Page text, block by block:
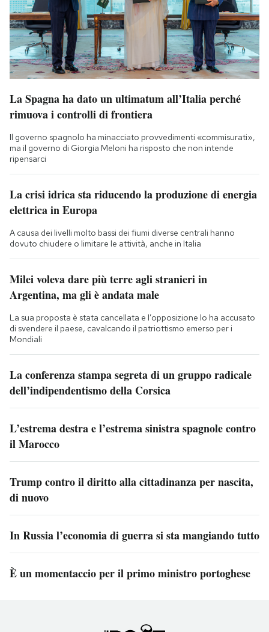
La Spagna ha dato un ultimatum all’Italia perché
rimuova i controlli di frontiera
Il governo spagnolo ha minacciato provvedimenti «commisurati»,
ma il governo di Giorgia Meloni ha risposto che non intende
ripensarci
La crisi idrica sta riducendo la produzione di energia
elettrica in Europa
A causa dei livelli molto bassi dei fiumi diverse centrali hanno
dovuto chiudere o limitare le attività, anche in Italia
Milei voleva dare più terre agli stranieri in
Argentina, ma gli è andata male
La sua proposta è stata cancellata e l’opposizione lo ha accusato
di svendere il paese, cavalcando il patriottismo emerso per i
Mondiali
La conferenza stampa segreta di un gruppo radicale
dell’indipendentismo della Corsica
L’estrema destra e l’estrema sinistra spagnole contro
il Marocco
Trump contro il diritto alla cittadinanza per nascita,
di nuovo
In Russia l’economia di guerra si sta mangiando tutto
È un momentaccio per il primo ministro portoghese